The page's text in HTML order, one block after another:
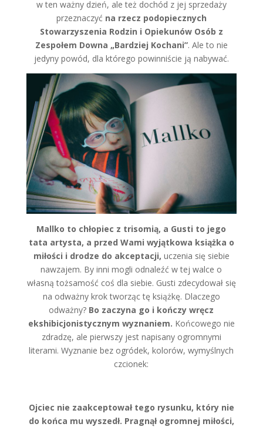
w ten ważny dzień, ale też dochód z jej sprzedaży
przeznaczyć na rzecz podopiecznych
Stowarzyszenia Rodzin i Opiekunów Osób z
Zespołem Downa „Bardziej Kochani”. Ale to nie
jedyny powód, dla którego powinniście ją nabywać.
Mallko to chłopiec z trisomią, a Gusti to jego
tata artysta, a przed Wami wyjątkowa książka o
miłości i drodze do akceptacji, uczenia się siebie
nawzajem. By inni mogli odnaleźć w tej walce o
własną tożsamość coś dla siebie. Gusti zdecydował się
na odważny krok tworząc tę książkę. Dlaczego
odważny? Bo zaczyna go i kończy wręcz
ekshibicjonistycznym wyznaniem. Końcowego nie
zdradzę, ale pierwszy jest napisany ogromnymi
literami. Wyznanie bez ogródek, kolorów, wymyślnych
czcionek:
Ojciec nie zaakceptował tego rysunku, który nie
do końca mu wyszedł. Pragnął ogromnej miłości,